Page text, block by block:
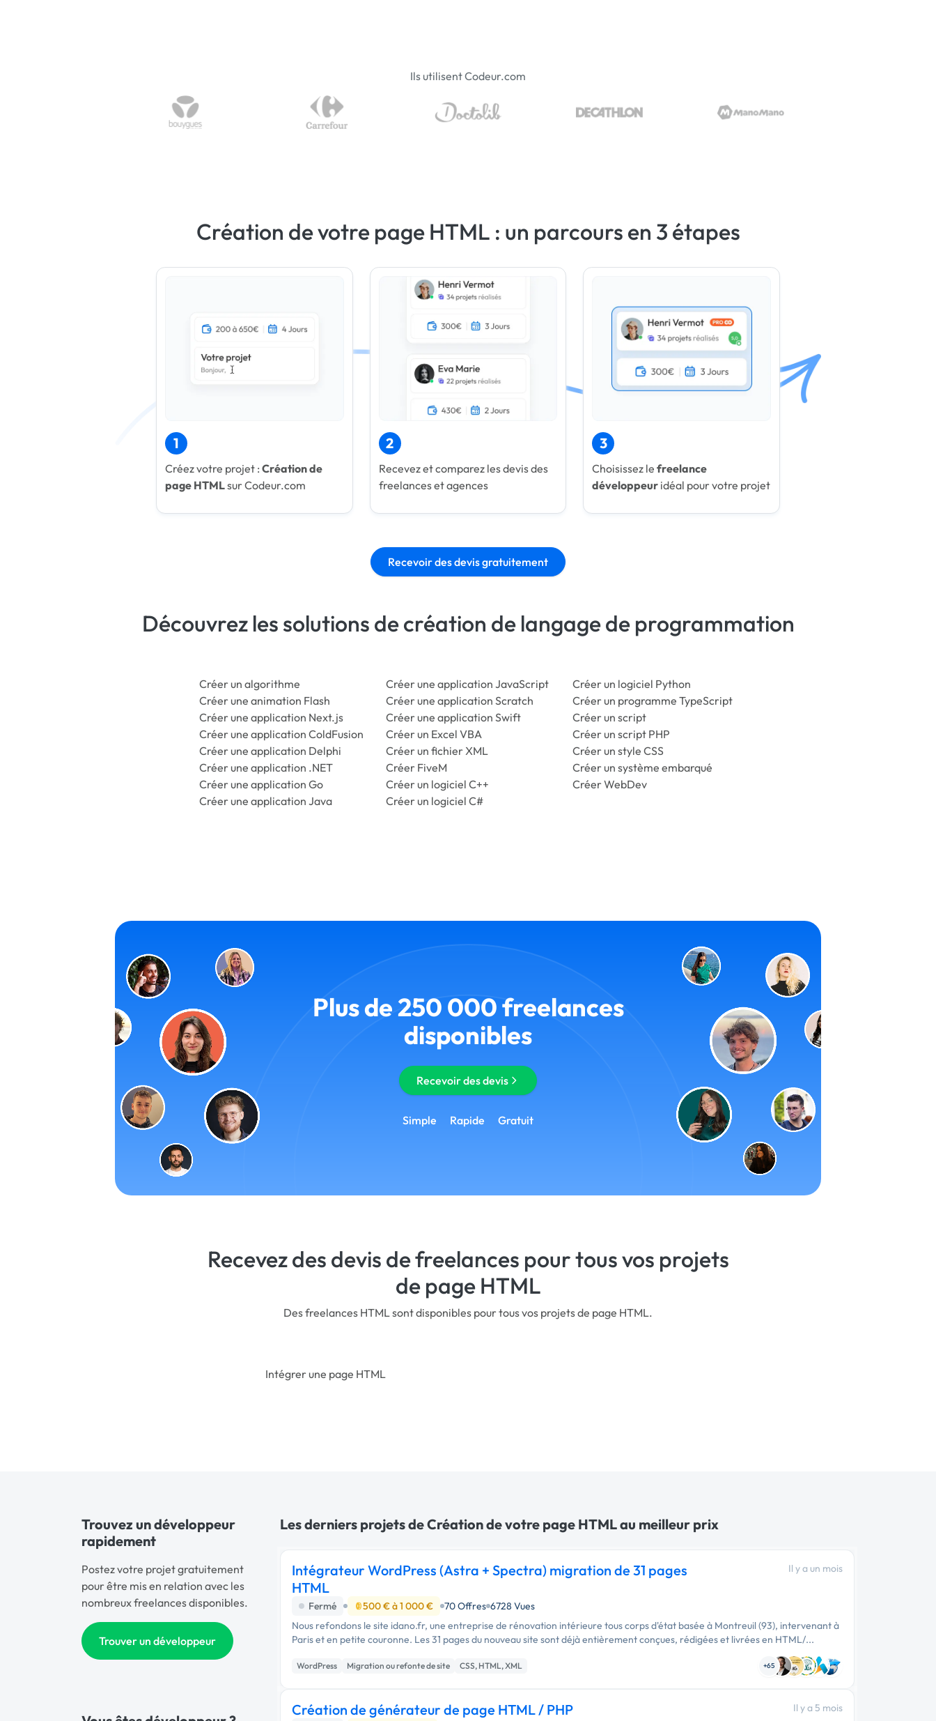
Ils utilisent Codeur.com
Création de votre page HTML : un parcours en 3 étapes
1
Créez votre projet : Création de
page HTMLsur Codeur.com
2
Recevez et comparez les devis des
freelances et agences
3
Choisissez lefreelance
développeur idéal pour votre projet
Recevoir des devis gratuitement
Découvrez les solutions de création de langage de programmation
Créer un algorithme
Créer une animation Flash
Créer une application Next.js
Créer une application ColdFusion
Créer une application Delphi
Créer une application .NET
Créer une application Go
Créer une application Java
Créer une application JavaScript
Créer une application Scratch
Créer une application Swift
Créer un Excel VBA
Créer un fichier XML
Créer FiveM
Créer un logiciel C++
Créer un logiciel C#
Créer un logiciel Python
Créer un programme TypeScript
Créer un script
Créer un script PHP
Créer un style CSS
Créer un système embarqué
Créer WebDev
Plus de 250 000 freelances
disponibles
Recevoir des devis
Simple Rapide Gratuit
Recevez des devis de freelances pour tous vos projets
de page HTML
Des freelances HTML sont disponibles pour tous vos projets de page HTML.
Intégrer une page HTML
Trouvez un développeur
rapidement
Postez votre projet gratuitement
pour être mis en relation avec les
nombreux freelances disponibles.
Trouver un développeur
Les derniers projets de Création de votre page HTML au meilleur prix
Intégrateur WordPress (Astra + Spectra) migration de 31 pages
HTML
Il y a un mois
Fermé 500 € à 1 000 € 70 Offres 6728 Vues
Nous refondons le site idano.fr, une entreprise de rénovation intérieure tous corps d'état basée à Montreuil (93), intervenant à
Paris et en petite couronne. Les 31 pages du nouveau site sont déjà entièrement conçues, rédigées et livrées en HTML/...
WordPress Migration ou refonte de site CSS, HTML, XML +65
Création de générateur de page HTML / PHP Il y a 5 mois